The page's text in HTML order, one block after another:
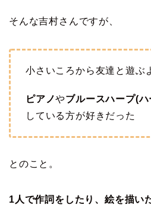
そんな吉村さんですが、
小さいころから友達と遊ぶ
ピアノやブルースハープ(
している方が好きだった
とのこと。
1人で作詞をしたり、絵を描い